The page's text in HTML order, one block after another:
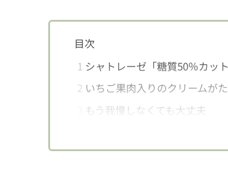
目次
1 シャトレーゼ「糖質50％カッ
2 いちご果肉入りのクリームが
もう我慢しなくても大丈夫